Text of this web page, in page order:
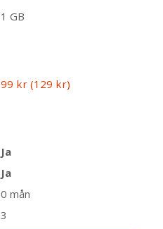
1 GB
99 kr (129 kr)
Ja
Ja
0 mån
3